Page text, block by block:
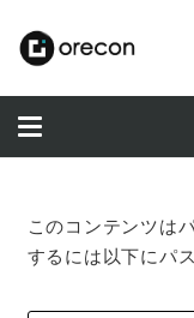
このコンテンツは
するには以下にパ